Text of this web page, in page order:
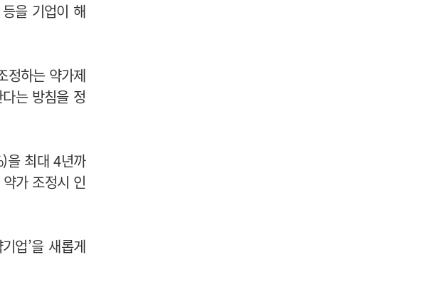
을 기업이 해
정하는 약가제
는 방침을 정
을 최대 4년까
가 조정시 인
업’을 새롭게